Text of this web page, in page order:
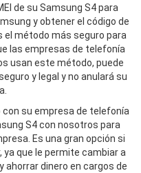
de su Samsung S4 para
y obtener el código de
el método más seguro para
las empresas de telefonía
usan este método, puede
y legal y no anulará su
su empresa de telefonía
S4 con nosotros para
Es una gran opción si
que le permite cambiar a
ahorrar dinero en cargos de